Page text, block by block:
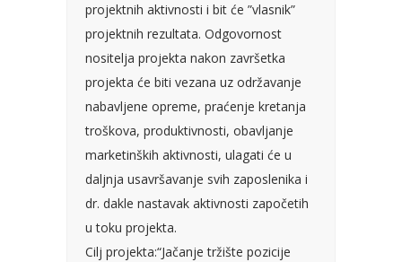
projektnih aktivnosti i bit će ”vlasnik”
projektnih rezultata. Odgovornost
nositelja projekta nakon završetka
projekta će biti vezana uz održavanje
nabavljene opreme, praćenje kretanja
troškova, produktivnosti, obavljanje
marketinških aktivnosti, ulagati će u
daljnja usavršavanje svih zaposlenika i
dr. dakle nastavak aktivnosti započetih
u toku projekta.
Cilj projekta:“Jačanje tržište pozicije